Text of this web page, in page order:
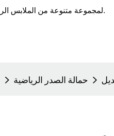
يوفر RoadSunshine خدمات OEM و ODM لمجموعة متنوعة من الملابس الرياضية.
حمالة الصدر الرياضية